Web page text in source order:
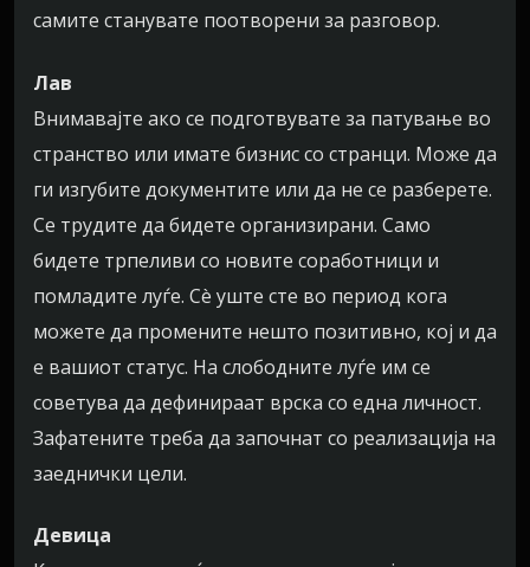
самите станувате поотворени за разговор.
Лав
Внимавајте ако се подготвувате за патување во
странство или имате бизнис со странци. Може да
ги изгубите документите или да не се разберете.
Се трудите да бидете организирани. Само
бидете трпеливи со новите соработници и
помладите луѓе. Сè уште сте во период кога
можете да промените нешто позитивно, кој и да
е вашиот статус. На слободните луѓе им се
советува да дефинираат врска со една личност.
Зафатените треба да започнат со реализација на
заеднички цели.
Девица